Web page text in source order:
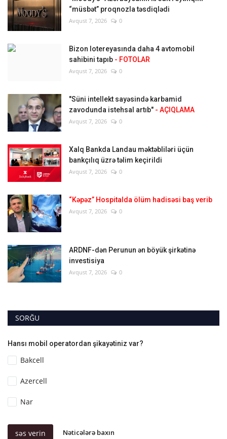
“müsbət” proqnozla təsdiqlədi
Avqust 7, 2026 0
Bizon lotereyasında daha 4 avtomobil
sahibini tapıb - FOTOLAR
Avqust 7, 2026 0
"Süni intellekt sayəsində karbamid
zavodunda istehsal artıb" - AÇIQLAMA
Avqust 7, 2026 0
Xalq Bankda Landau məktəbliləri üçün
bankçılıq üzrə təlim keçirildi
Avqust 7, 2026 0
“Kəpəz” Hospitalda ölüm hadisəsi baş verib
Avqust 7, 2026 0
ARDNF-dən Perunun ən böyük şirkətinə
investisiya
Avqust 7, 2026 0
SORĞU
Hansı mobil operatordan şikayətiniz var?
Bakcell
Azercell
Nar
səs verin Nəticələrə baxın